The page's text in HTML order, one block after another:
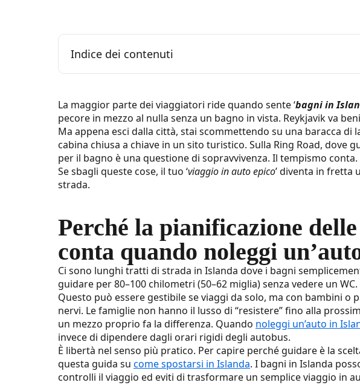
Indice dei contenuti
Dove trovare bagni pubblici in Islanda
Stazioni di servizio lungo la Ring Road
Centri visitatori, caffè e attrazioni turistiche
Aree remote e bagni nei parcheggi
Quanto costano i bagni pubblici in Islanda?
Bagni a pagamento vs gratuiti (cosa aspettarsi)
Contanti o carta? Pianificare il pagamento
Orari di apertura e disponibilità
Pulizia, servizi e accessibilità
Servizi moderni nelle stazioni di servizio e nelle
La maggior parte dei viaggiatori ride quando sente ‘bagni in
pecore in mezzo al nulla senza un bagno in vista. Reykjavik va
Ma appena esci dalla città, stai scommettendo su una baracca di
cabina chiusa a chiave in un sito turistico. Sulla Ring Road, dove
per il bagno è una questione di sopravvivenza. Il tempismo
Se sbagli queste cose, il tuo ‘viaggio in auto epico’ diventa in fretta
strada.
Perché la pianificazione delle
conta quando noleggi
Ci sono lunghi tratti di strada in Islanda dove i bagni
guidare per 80–100 chilometri (50–62 miglia) senza vedere un WC.
Questo può essere gestibile se viaggi da solo, ma con bambini o
nervi. Le famiglie non hanno il lusso di “resistere” fino alla
un mezzo proprio fa la differenza. Quando noleggi un’auto in
invece di dipendere dagli orari rigidi degli autobus.
È libertà nel senso più pratico. Per capire perché guidare è la
questa guida su come spostarsi in Islanda. I bagni in Islanda
controlli il viaggio ed eviti di trasformare un semplice viaggio in